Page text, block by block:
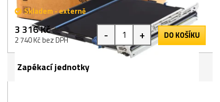
Skladem - externě
3 316 Kč
2 740 Kč bez DPH - + DO KOŠÍKU
Zapékací jednotky